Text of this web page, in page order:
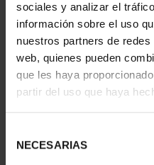
sociales y analizar el
información sobre el uso
nuestros partners de
web, quienes pueden
que les haya
partir del uso que haya
NECESARIAS
4 Productos encontrados